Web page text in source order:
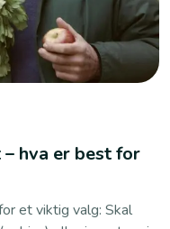
hva er best for
et viktig valg: Skal